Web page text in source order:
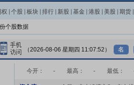
权 个股 板块 排行 新股 基金 港股 美股 期货
个股数据
（2026-08-06 星期四 11:07:52） 名
今开： - 最高： - 最低：